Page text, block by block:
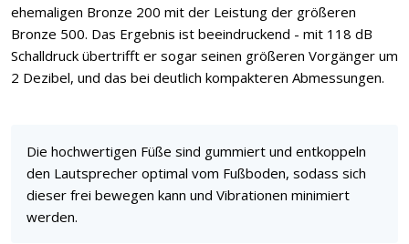
ehemaligen Bronze 200 mit der Leistung der größeren
Bronze 500. Das Ergebnis ist beeindruckend - mit 118 dB
Schalldruck übertrifft er sogar seinen größeren Vorgänger um
2 Dezibel, und das bei deutlich kompakteren Abmessungen.
Die hochwertigen Füße sind gummiert und entkoppeln
den Lautsprecher optimal vom Fußboden, sodass sich
dieser frei bewegen kann und Vibrationen minimiert
werden.